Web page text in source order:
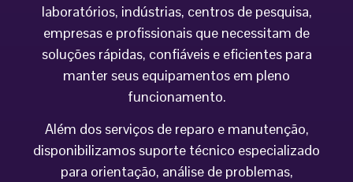
laboratórios, indústrias, centros de pesquisa,
empresas e profissionais que necessitam de
soluções rápidas, confiáveis e eficientes para
manter seus equipamentos em pleno
funcionamento.
Além dos serviços de reparo e manutenção,
disponibilizamos suporte técnico especializado
para orientação, análise de problemas,